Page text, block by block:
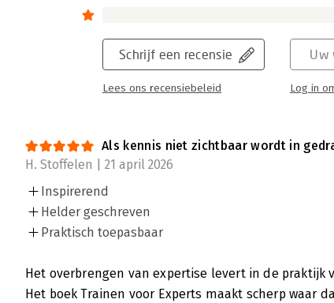
Schrijf een recensie
Lees ons recensiebeleid
Uw
Log in
Als kennis niet zichtbaar wordt in
H. Stoffelen | 21 april 2026
Inspirerend
Helder geschreven
Praktisch toepasbaar
Het overbrengen van expertise levert in de praktijk
Het boek Trainen voor Experts maakt scherp waar